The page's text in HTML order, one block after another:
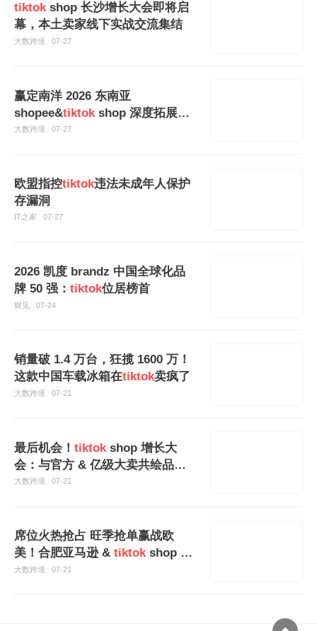
tiktokshop 长沙增长大会即将启
幕，本土卖家线下实战交流集结
大数跨境 07-27
赢定南洋 2026 东南亚
shopee&tiktok shop 深度拓展峰
会义乌站
大数跨境 07-27
欧盟指控tiktok违法未成年人保护
存漏洞
IT之家 07-27
2026 凯度 brandz 中国全球化品
牌 50 强： tiktok位居榜首
财见 07-24
销量破 1.4 万台，狂揽 1600 万！
这款中国车载冰箱在tiktok卖疯了
大数跨境 07-21
最后机会！ tiktok shop 增长大
会：与官方 & 亿级大卖共绘品牌
出海蓝图
大数跨境 07-21
席位火热抢占 旺季抢单赢战欧
美！合肥亚马逊 & tiktokshop 欧
美实战峰会重磅开启
大数跨境 07-21